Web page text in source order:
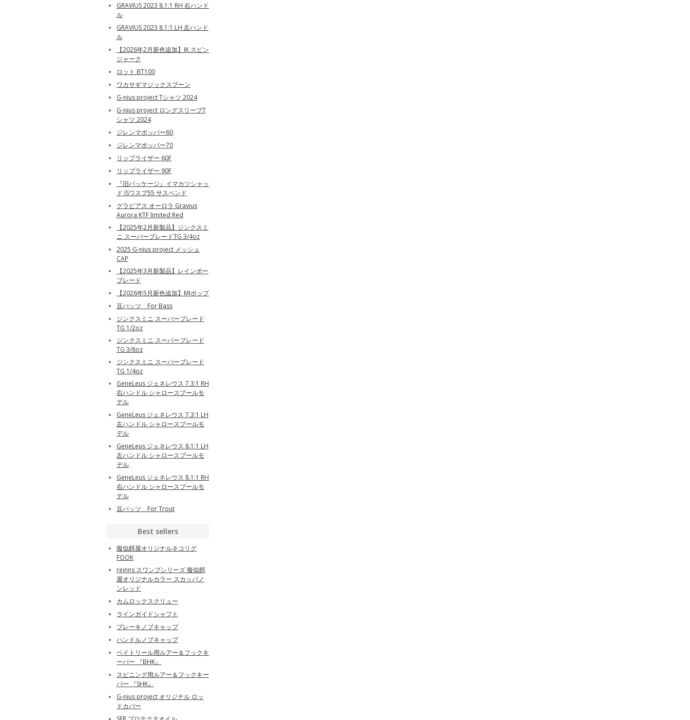
GRAVIUS 2023 8.1:1 RH 右ハンド
ル
GRAVIUS 2023 8.1:1 LH 左ハンド
ル
【2026年2月新色追加】IK スピン
ジャーク
ロット BT100
ワカサギマジックスプーン
G-nius project Tシャツ 2024
G-nius project ロングスリーブT
シャツ 2024
ジレンマポッパー60
ジレンマポッパー70
リップライザー 60F
リップライザー 90F
『旧パッケージ』イマカツシャッ
ド ISワスプ55 サスペンド
グラビアス オーロラ Gravius
Aurora KTF limited Red
【2025年2月新製品】ジンクスミ
ニ スーパーブレードTG 3/4oz
2025 G-nius project メッシュ
CAP
【2025年3月新製品】レインボー
ブレード
【2026年5月新色追加】MJポップ
豆バッツ For Bass
ジンクスミニ スーパーブレード
TG 1/2oz
ジンクスミニ スーパーブレード
TG 3/8oz
ジンクスミニ スーパーブレード
TG 1/4oz
GeneLeus ジェネレウス 7.3:1 RH
右ハンドル シャロースプールモ
デル
GeneLeus ジェネレウス 7.3:1 LH
左ハンドル シャロースプールモ
デル
GeneLeus ジェネレウス 8.1:1 LH
左ハンドル シャロースプールモ
デル
GeneLeus ジェネレウス 8.1:1 RH
右ハンドル シャロースプールモ
デル
豆バッツ For Trout
Best sellers
擬似餌屋オリジナルネコリグ
FOOK
reinns スワンプシリーズ 擬似餌
屋オリジナルカラー スカッパノ
ンレッド
カムロックスクリュー
ラインガイドシャフト
ブレーキノブキャップ
ハンドルノブキャップ
ベイトリール用ルアー＆フックキ
ーパー 『BHK』
スピニング用ルアー＆フックキー
パー 『SHK』
G-nius project オリジナル ロッ
ドカバー